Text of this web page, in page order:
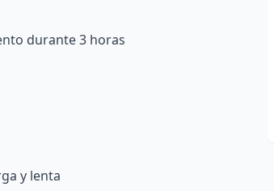
durante 3 horas
y lenta